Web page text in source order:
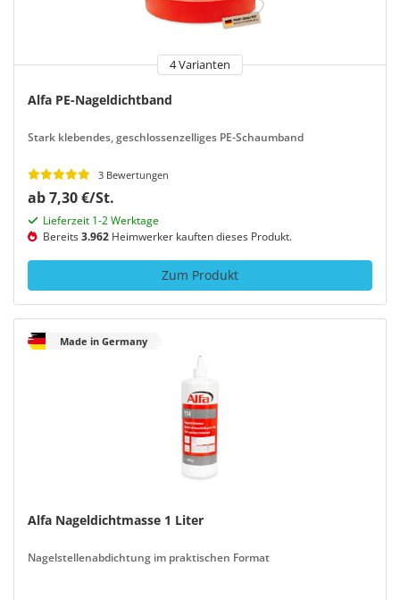
4 Varianten
Alfa PE-Nageldichtband
Stark klebendes, geschlossenzelliges PE-Schaumband
3 Bewertungen
ab 7,30 €/St.
Lieferzeit 1-2 Werktage
Bereits3.962 Heimwerker kauften dieses Produkt.
Zum Produkt
Made in Germany
Alfa Nageldichtmasse 1 Liter
Nagelstellenabdichtung im praktischen Format